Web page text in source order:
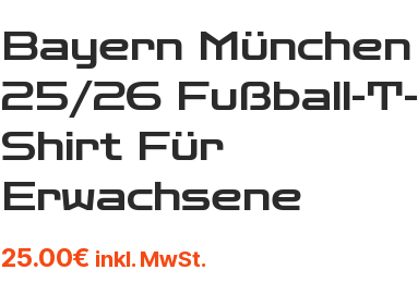
Bayern München
25/26 Fußball-T-
Shirt Für
Erwachsene
25.00€ inkl. MwSt.